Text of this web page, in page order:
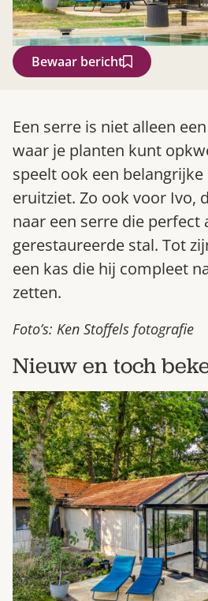
Gardeners’
Bestel nu
Bewaar bericht
Een serre is niet alleen
waar je planten kunt
speelt ook een
eruitziet. Zo ook voor Ivo,
naar een serre die perfect
gerestaureerde stal. Tot
een kas die hij compleet
zetten.
Foto’s: Ken Stoffels fotografie
Nieuw en toch